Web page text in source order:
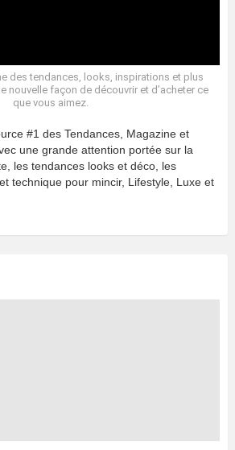
des tendances, looks, inspirations et plus
nouvelle façon de découvrir et d’acheter ce
que vous aimez.
#1 des Tendances, Magazine et
une grande attention portée sur la
les tendances looks et déco, les
technique pour mincir, Lifestyle, Luxe et